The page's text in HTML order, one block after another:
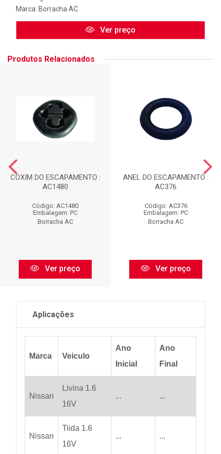
Marca: Borracha AC
Ver preço
Produtos Relacionados
COXIM DO ESCAPAMENTO :
AC1480
Código: AC1480
Embalagem: PC
Borracha AC
Ver preço
ANEL DO ESCAPAMENTO :
AC376
Código: AC376
Embalagem: PC
Borracha AC
Ver preço
Aplicações
Marca Veiculo
Ano
Inicial
Ano
Final
Nissan
Livina 1.6
16V
... ...
Nissan
Tiida 1.6
16V
... ...